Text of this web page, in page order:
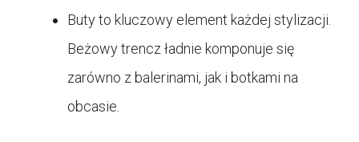
Buty to kluczowy element każdej stylizacji.
Beżowy trencz ładnie komponuje się
zarówno z balerinami, jak i botkami na
obcasie.